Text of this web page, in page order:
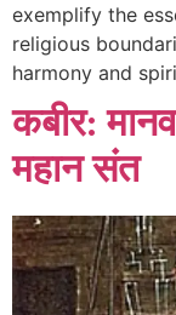
exemplify the
religious
harmony and
कबीर:
महान संत